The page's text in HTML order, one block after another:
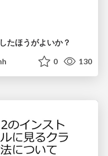
たほうがよいか？
0 130